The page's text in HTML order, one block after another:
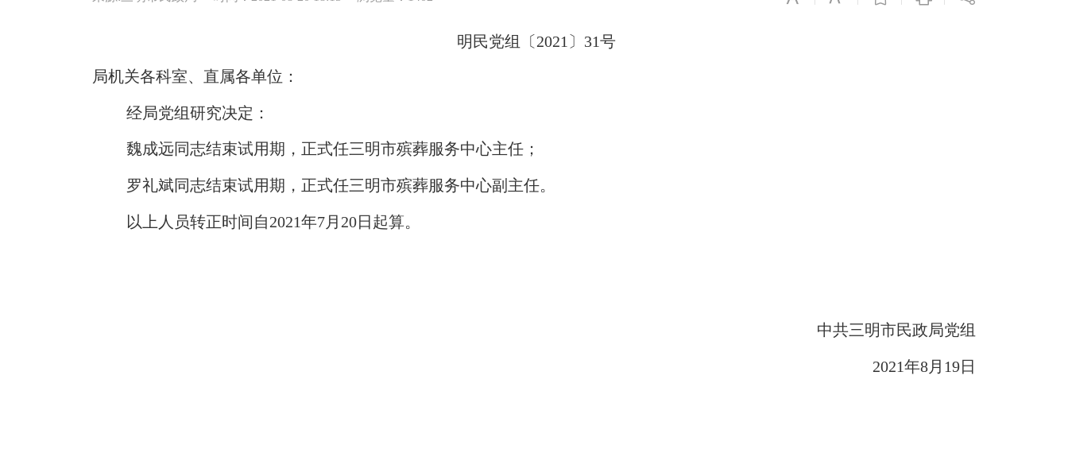
明民党组〔2021 〕 31号
局机关各科室、直属各单位：
经局党组研究决定：
魏成远同志结束试用期，正式任三明市殡葬服务中心主任；
罗礼斌同志结束试用期，正式任三明市殡葬服务中心副主任。
以上人员转正时间自2021年7月20日起算。
中共三明市民政局党组
2021年8月 19日